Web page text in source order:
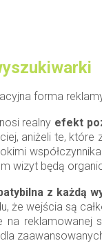
forma
realny efekt
aniżeli te,
wizyt będą
z każdą
że wejścia są
na reklamowanej